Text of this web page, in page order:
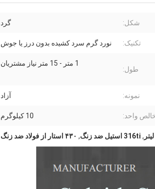
شکل: گرد
تکنیک: نورد گرم سرد کشیده بدون درز یا جوش
طول:
1 متر - 15 متر نیاز مشتریان
نمونه: آزاد
واحد: 10 کیلوگرم
, 316ti استیل ضد زنگ , ۴۳۰ استار از فولاد ضد زنگ